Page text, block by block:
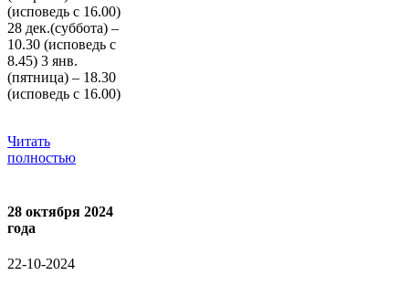
(исповедь с 16.00)
28 дек.(суббота) –
10.30 (исповедь с
8.45) 3 янв.
(пятница) – 18.30
(исповедь с 16.00)
Читать
полностью
28 октября 2024
года
22-10-2024